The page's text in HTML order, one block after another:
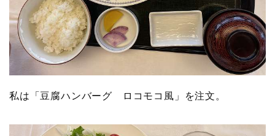
私は「豆腐ハンバーグ ロコモコ風」を注文。